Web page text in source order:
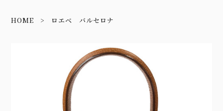
HOME ロエベ バルセロナ